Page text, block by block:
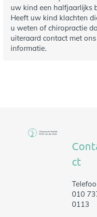
uw kind een halfjaarlijks
Heeft uw kind klachten
u weten of chiropractie
uiteraard contact met
informatie.
ct
010
0113